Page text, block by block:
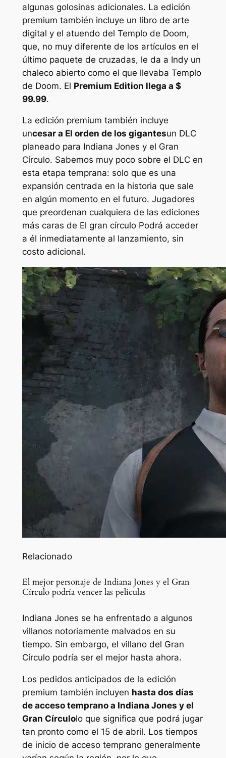
algunas golosinas adicionales. La edición
premium también incluye un libro de arte
digital y el atuendo del Templo de Doom,
que, no muy diferente de los artículos en el
último paquete de cruzadas, le da a Indy un
chaleco abierto como el que llevaba Templo
de Doom. El Premium Edition llega a $
99.99.
La edición premium también incluye
uncesar a El orden de los gigantesun DLC
planeado para Indiana Jones y el Gran
Círculo. Sabemos muy poco sobre el DLC en
esta etapa temprana: solo que es una
expansión centrada en la historia que sale
en algún momento en el futuro. Jugadores
que preordenan cualquiera de las ediciones
más caras de El gran círculoPodrá acceder
a él inmediatamente al lanzamiento, sin
costo adicional.
Relacionado
El mejor personaje de Indiana Jones y el Gran
Círculo podría vencer las películas
Indiana Jones se ha enfrentado a algunos
villanos notoriamente malvados en su
tiempo. Sin embargo, el villano del Gran
Círculo podría ser el mejor hasta ahora.
Los pedidos anticipados de la edición
premium también incluyen hasta dos días
de acceso temprano a Indiana Jones y el
Gran Círculolo que significa que podrá jugar
tan pronto como el 15 de abril. Los tiempos
de inicio de acceso temprano generalmente